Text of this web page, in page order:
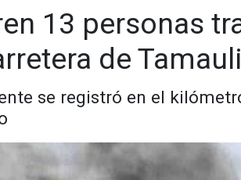
13 personas
de
se registró en el